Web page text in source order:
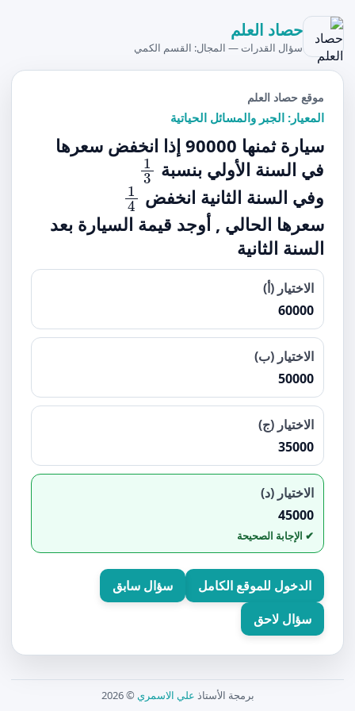
حصاد العلم
سؤال القدرات — المجال: القسم الكمي
موقع حصاد العلم
المعيار: الجبر والمسائل الحياتية
سيارة ثمنها 90000 إذا انخفض سعرها
في السنة الأولي بنسبة
13
وفي السنة الثانية انخفض
1 4
سعرها الحالي , أوجد قيمة السيارة بعد
السنة الثانية
الاختيار (أ)
60000
الاختيار (ب)
50000
الاختيار (ج)
35000
الاختيار (د)
45000
الدخول للموقع الكامل
سؤال سابق
سؤال لاحق
برمجة الأستاذ علي الاسمري © 2026